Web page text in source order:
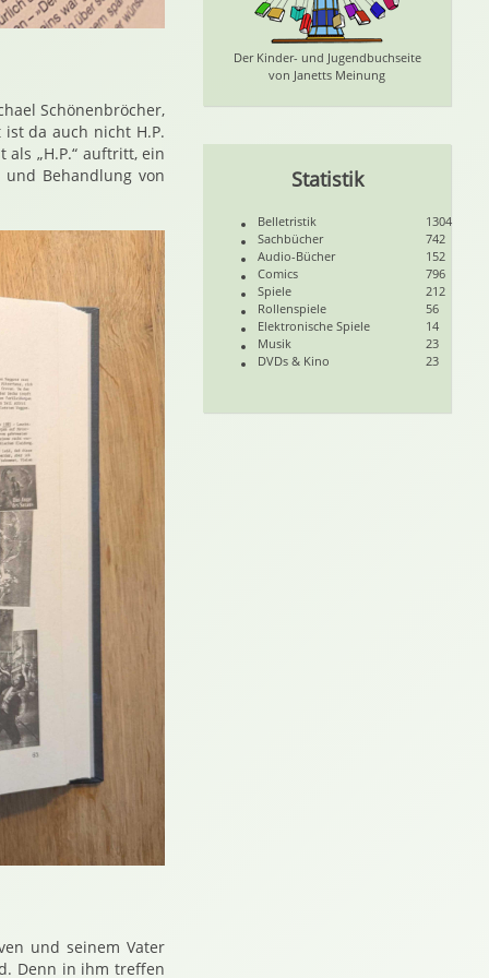
Schönenbröcher,
da auch nicht H.P.
„H.P.“ auftritt, ein
Behandlung von
und seinem Vater
Denn in ihm treffen
Der Kinder- und Jugendbuchseite
von Janetts Meinung
Statistik
Belletristik
1304
Sachbücher
742
Audio-Bücher
152
Comics
796
Spiele
212
Rollenspiele
56
Elektronische Spiele
14
Musik
23
DVDs & Kino
23